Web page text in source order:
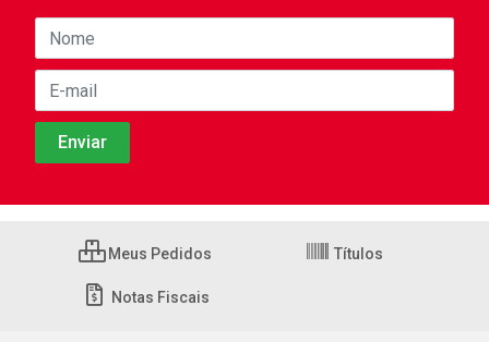
Meus Pedidos Títulos
Notas Fiscais